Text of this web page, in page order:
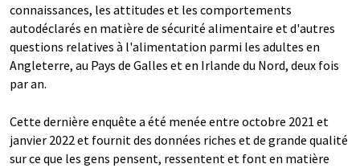
connaissances, les attitudes et les comportements
autodéclarés en matière de sécurité alimentaire et d'autres
questions relatives à l'alimentation parmi les adultes en
Angleterre, au Pays de Galles et en Irlande du Nord, deux fois
par an.
Cette dernière enquête a été menée entre octobre 2021 et
janvier 2022 et fournit des données riches et de grande qualité
sur ce que les gens pensent, ressentent et font en matière